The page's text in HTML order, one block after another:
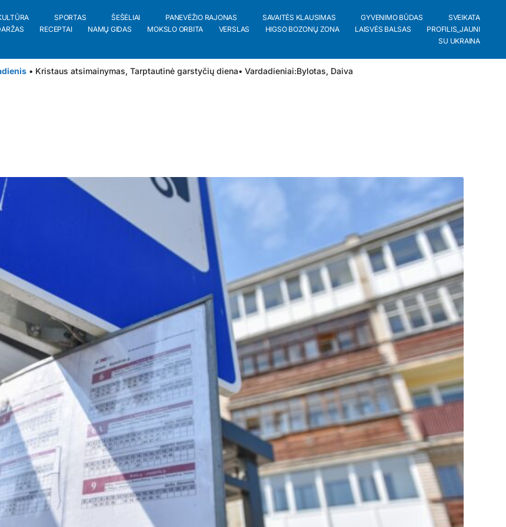
SPORTAS ŠEŠĖLIAI PANEVĖŽIO RAJONAS SAVAITĖS KLAUSIMAS GYVENIMO BŪDAS
SVEIKATA
RECEPTAI NAMŲ GIDAS MOKSLO ORBITA VERSLAS HIGSO BOZONŲ ZONA LAISVĖS BALSAS
PROFILIS_JAUNI
SU UKRAINA
• Kristaus atsimainymas, Tarptautinė garstyčių diena• Vardadieniai:Bylotas, Daiva